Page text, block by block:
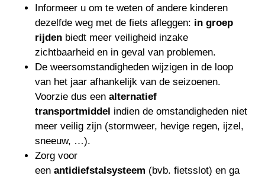
Informeer u om te weten of andere kinderen
dezelfde weg met de fiets afleggen: in groep
rijden biedt meer veiligheid inzake
zichtbaarheid en in geval van problemen.
De weersomstandigheden wijzigen in de loop
van het jaar afhankelijk van de seizoenen.
Voorzie dus eenalternatief
transportmiddel indien de omstandigheden niet
meer veilig zijn (stormweer, hevige regen, ijzel,
sneeuw, …).
Zorg voor
eenantidiefstalsysteem (bvb. fietsslot) en ga